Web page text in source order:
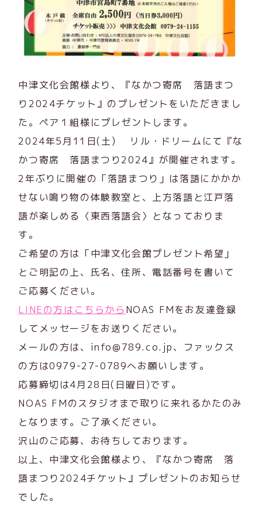
中津文化会館様より、『なかつ寄席 落語まつ
り2024チケット』のプレゼントをいただきまし
た。ペア１組様にプレゼントします。
2024年5月11日(土) リル・ドリームにて『な
かつ寄席 落語まつり2024』が開催されます。
2年ぶりに開催の「落語まつり」は落語にかかか
せない鳴り物の体験教室と、上方落語と江戸落
語が楽しめる〈東西落語会〉となっておりま
す。
ご希望の方は「中津文化会館プレゼント希望」
とご明記の上、氏名、住所、電話番号を書いて
ご応募ください。
LINEの方はこちらから NOAS FMをお友達登録
してメッセージをお送りください。
メールの方は、info@789.co.jp、ファックス
の方は0979-27-0789へお願いします。
応募締切は4月28日(日曜日)です。
NOAS FMのスタジオまで取りに来れるかたのみ
となります。ご了承ください。
沢山のご応募、お待ちしております。
以上、中津文化会館様より、『なかつ寄席 落
語まつり2024チケット』プレゼントのお知らせ
でした。